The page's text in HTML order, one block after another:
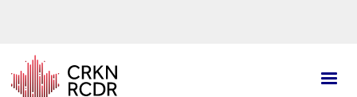
principal